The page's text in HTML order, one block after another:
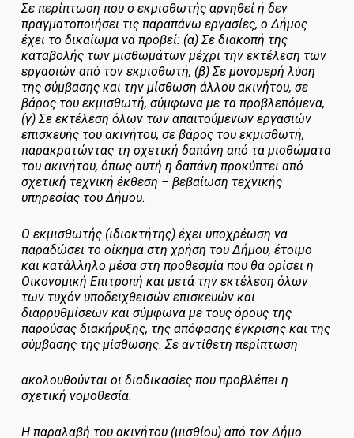
Σε περίπτωση που ο εκμισθωτής αρνηθεί ή δεν
πραγματοποιήσει τις παραπάνω εργασίες, ο Δήμος
έχει το δικαίωμα να προβεί: (α) Σε διακοπή της
καταβολής των μισθωμάτων μέχρι την εκτέλεση των
εργασιών από τον εκμισθωτή, (β) Σε μονομερή λύση
της σύμβασης και την μίσθωση άλλου ακινήτου, σε
βάρος του εκμισθωτή, σύμφωνα με τα προβλεπόμενα,
(γ) Σε εκτέλεση όλων των απαιτούμενων εργασιών
επισκευής του ακινήτου, σε βάρος του εκμισθωτή,
παρακρατώντας τη σχετική δαπάνη από τα μισθώματα
του ακινήτου, όπως αυτή η δαπάνη προκύπτει από
σχετική τεχνική έκθεση – βεβαίωση τεχνικής
υπηρεσίας του Δήμου.
Ο εκμισθωτής (ιδιοκτήτης) έχει υποχρέωση να
παραδώσει το οίκημα στη χρήση του Δήμου, έτοιμο
και κατάλληλο μέσα στη προθεσμία που θα ορίσει η
Οικονομική Επιτροπή και μετά την εκτέλεση όλων
των τυχόν υποδειχθεισών επισκευών και
διαρρυθμίσεων και σύμφωνα με τους όρους της
παρούσας διακήρυξης, της απόφασης έγκρισης και της
σύμβασης της μίσθωσης. Σε αντίθετη περίπτωση
ακολουθούνται οι διαδικασίες που προβλέπει η
σχετική νομοθεσία.
Η παραλαβή του ακινήτου (μισθίου) από τον Δήμο